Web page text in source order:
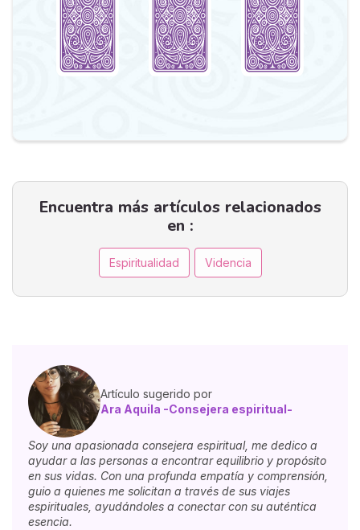
Encuentra más artículos relacionados
en :
Espiritualidad Videncia
Artículo sugerido por
Ara Aquila -Consejera espiritual-
Soy una apasionada consejera espiritual, me dedico a
ayudar a las personas a encontrar equilibrio y propósito
en sus vidas. Con una profunda empatía y comprensión,
guio a quienes me solicitan a través de sus viajes
espirituales, ayudándoles a conectar con su auténtica
esencia.